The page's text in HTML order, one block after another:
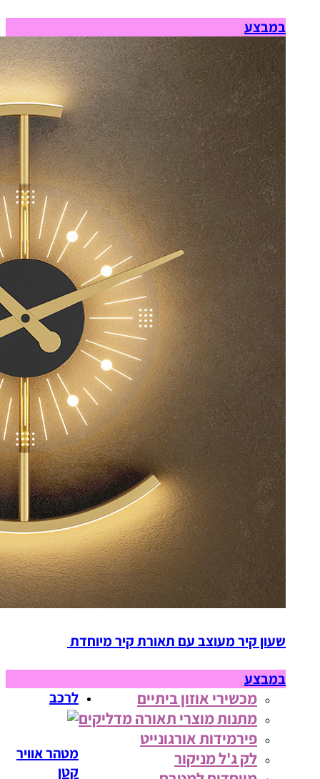
במבצע
שעון קיר מעוצב עם תאורת קיר מיוחדת
במבצע
מכשירי אוזון ביתיים
מתנות מוצרי תאורה מדליקים
פירמידות אורגונייט
לק ג'ל מניקור
לרכב
מטהר אוויר
קטן